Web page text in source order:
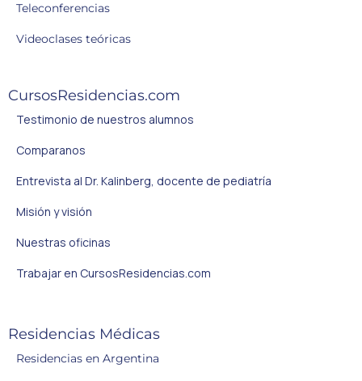
Teleconferencias
Videoclases teóricas
CursosResidencias.com
Testimonio de nuestros alumnos
Comparanos
Entrevista al Dr. Kalinberg, docente de pediatría
Misión y visión
Nuestras oficinas
Trabajar en CursosResidencias.com
Residencias Médicas
Residencias en Argentina